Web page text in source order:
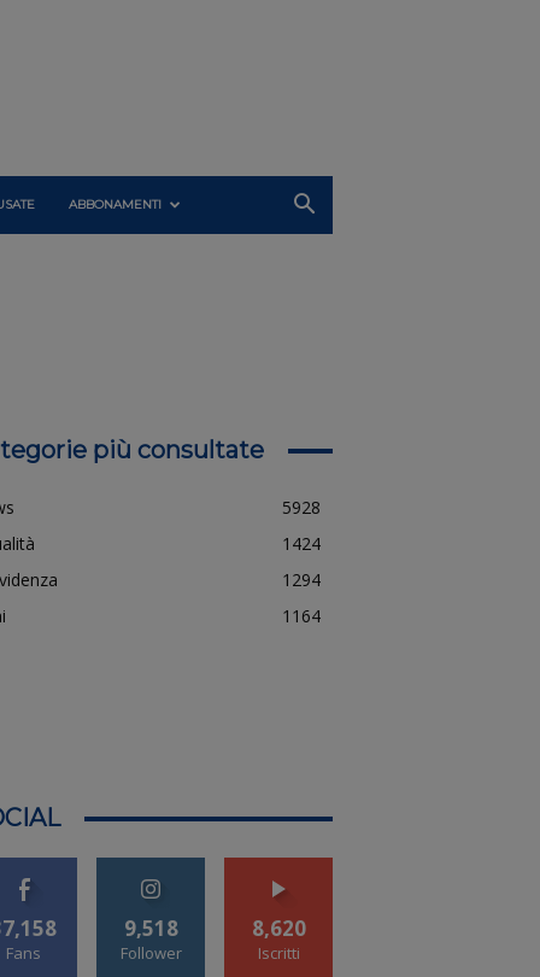
ABBONAMENTI
più consultate
5928
1424
1294
1164
Fans
9,518
Follower
8,620
Iscritti